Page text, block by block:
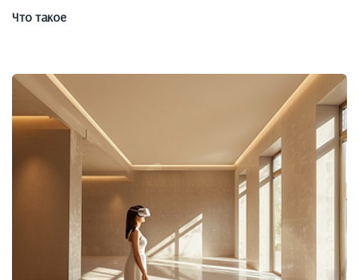
Что такое